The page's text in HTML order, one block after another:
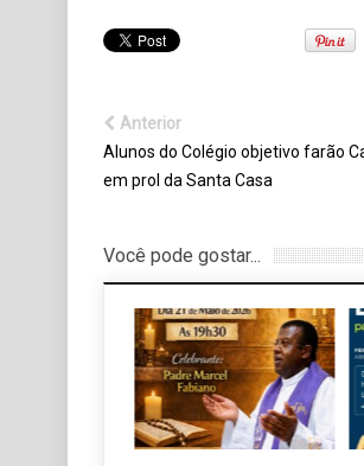
Anterior
Alunos do Colégio objetivo farão
em prol da Santa Casa
Você pode gostar...